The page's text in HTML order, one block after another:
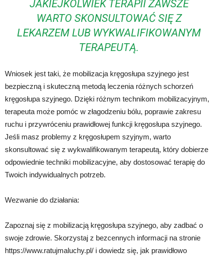
JAKIEJKOLWIEK TERAPII ZAWSZE
WARTO SKONSULTOWAĆ SIĘ Z
LEKARZEM LUB WYKWALIFIKOWANYM
TERAPEUTĄ.
Wniosek jest taki, że mobilizacja kręgosłupa szyjnego jest
bezpieczną i skuteczną metodą leczenia różnych schorzeń
kręgosłupa szyjnego. Dzięki różnym technikom mobilizacyjnym,
terapeuta może pomóc w złagodzeniu bólu, poprawie zakresu
ruchu i przywróceniu prawidłowej funkcji kręgosłupa szyjnego.
Jeśli masz problemy z kręgosłupem szyjnym, warto
skonsultować się z wykwalifikowanym terapeutą, który dobierze
odpowiednie techniki mobilizacyjne, aby dostosować terapię do
Twoich indywidualnych potrzeb.
Wezwanie do działania:
Zapoznaj się z mobilizacją kręgosłupa szyjnego, aby zadbać o
swoje zdrowie. Skorzystaj z bezcennych informacji na stronie
https://www.ratujmaluchy.pl/ i dowiedz się, jak prawidłowo